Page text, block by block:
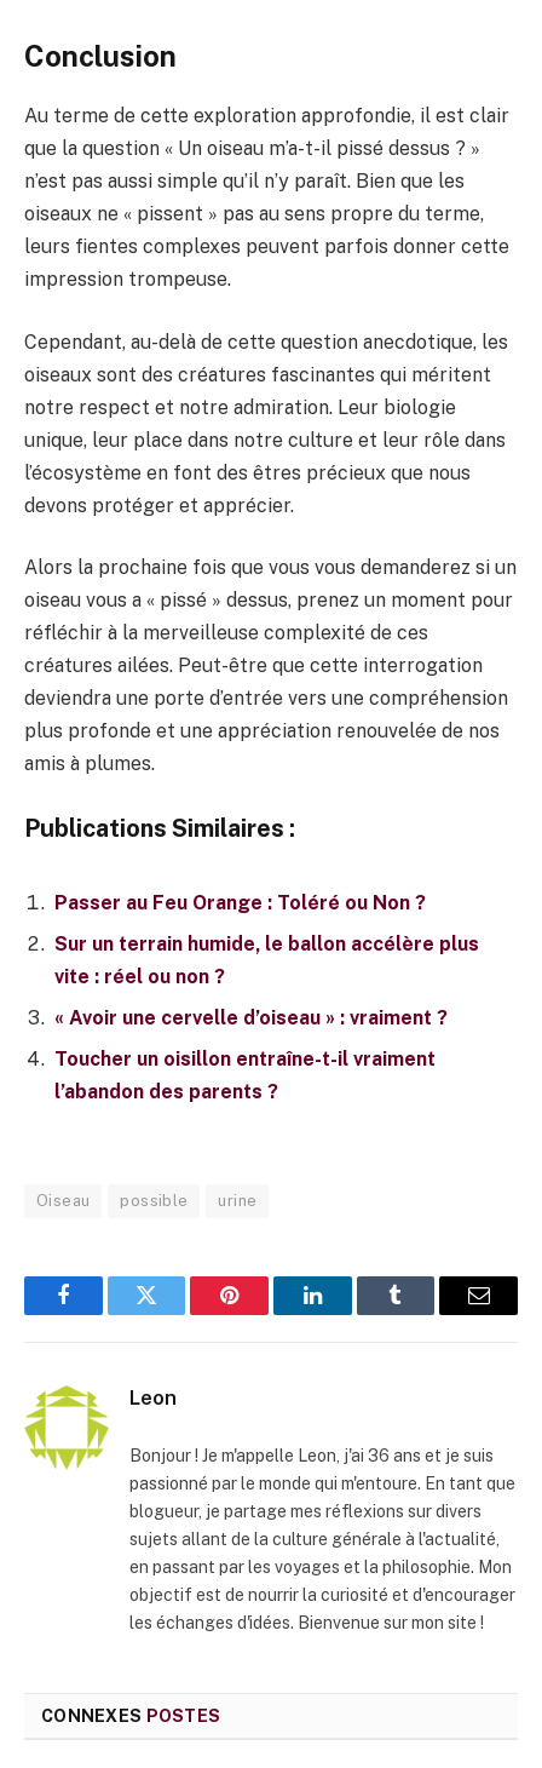
Conclusion
Au terme de cette exploration approfondie, il est clair
que la question « Un oiseau m’a-t-il pissé dessus ? »
n’est pas aussi simple qu’il n’y paraît. Bien que les
oiseaux ne « pissent » pas au sens propre du terme,
leurs fientes complexes peuvent parfois donner cette
impression trompeuse.
Cependant, au-delà de cette question anecdotique, les
oiseaux sont des créatures fascinantes qui méritent
notre respect et notre admiration. Leur biologie
unique, leur place dans notre culture et leur rôle dans
l’écosystème en font des êtres précieux que nous
devons protéger et apprécier.
Alors la prochaine fois que vous vous demanderez si un
oiseau vous a « pissé » dessus, prenez un moment pour
réfléchir à la merveilleuse complexité de ces
créatures ailées. Peut-être que cette interrogation
deviendra une porte d’entrée vers une compréhension
plus profonde et une appréciation renouvelée de nos
amis à plumes.
Publications Similaires :
Passer au Feu Orange : Toléré ou Non ?
Sur un terrain humide, le ballon accélère plus
vite : réel ou non ?
« Avoir une cervelle d’oiseau » : vraiment ?
Toucher un oisillon entraîne-t-il vraiment
l’abandon des parents ?
Oiseau possible urine
FacebookTwitter Pinterest LinkedInTumblr
E-
Leon
Bonjour ! Je m'appelle Leon, j'ai 36 ans et je suis
passionné par le monde qui m'entoure. En tant que
blogueur, je partage mes réflexions sur divers
sujets allant de la culture générale à l'actualité,
en passant par les voyages et la philosophie. Mon
objectif est de nourrir la curiosité et d'encourager
les échanges d'idées. Bienvenue sur mon site !
CONNEXES POSTES